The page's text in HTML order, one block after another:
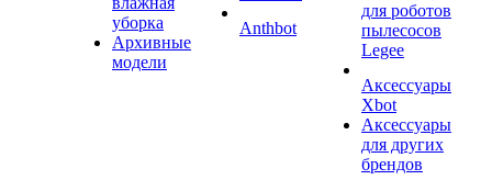
уборка
Архивные
модели
Anthbot
для роботов
пылесосов
Legee
Аксессуары
Xbot
Аксессуары
для других
брендов